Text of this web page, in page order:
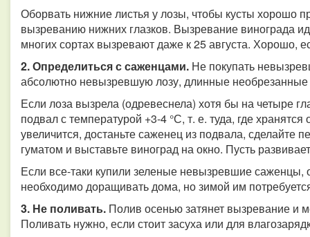
Оборвать нижние листья у лозы, чтобы кусты хорошо
вызреванию нижних глазков. Вызревание винограда
многих сортах вызревают даже к 25 августа. Хорошо,
2. Определиться с саженцами. Не покупать
абсолютно невызревшую лозу, длинные
Если лоза вызрела (одревеснела) хотя бы на четыре
подвал с температурой +3-4 °С, т. е. туда, где
увеличится, достаньте саженец из подвала, сделайте
гуматом и выставьте виноград на окно. Пусть
Если все-таки купили зеленые невызревшие саженцы,
необходимо доращивать дома, но зимой им
3. Не поливать. Полив осенью затянет вызревание и
Поливать нужно, если стоит засуха или для